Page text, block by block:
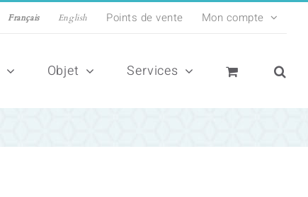
Français English Points de vente Mon compte
Objet Services